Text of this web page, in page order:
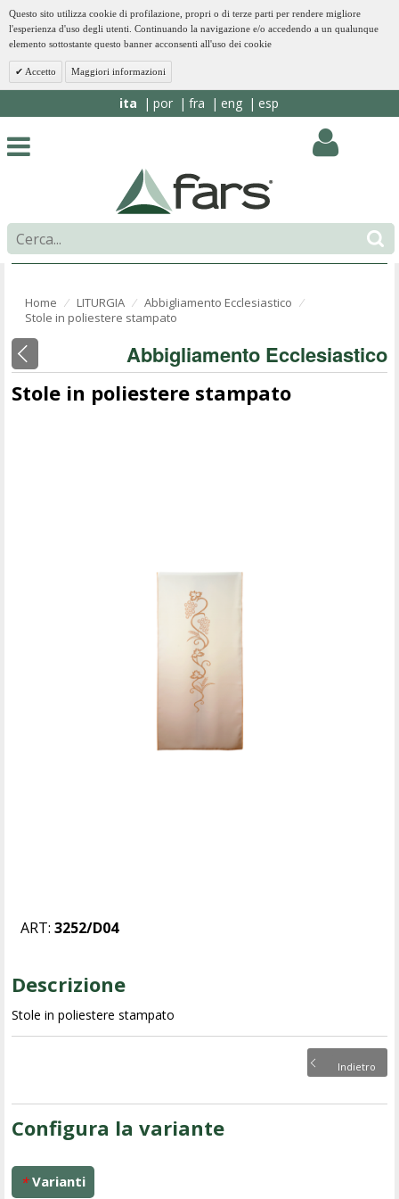
Questo sito utilizza cookie di profilazione, propri o di terze parti per rendere migliore
l'esperienza d'uso degli utenti. Continuando la navigazione e/o accedendo a un qualunque
elemento sottostante questo banner acconsenti all'uso dei cookie
Accetto Maggiori informazioni
ita por fra eng esp
Home ⁄ LITURGIA ⁄ Abbigliamento Ecclesiastico ⁄
Stole in poliestere stampato
Abbigliamento Ecclesiastico
Stole in poliestere stampato
ART: 3252/D04
Descrizione
Stole in poliestere stampato
Indietro
Configura la variante
* Varianti